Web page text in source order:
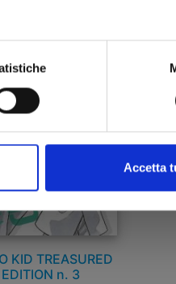
Accetta
KID TREASURED
EDITION n. 3